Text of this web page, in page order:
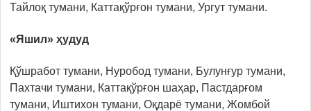
Тайлоқ тумани, Каттақўрғон тумани, Ургут тумани.
«Яшил» ҳудуд
Қўшработ тумани, Нуробод тумани, Булунғур тумани,
Пахтачи тумани, Каттақўрғон шаҳар, Пастдарғом
тумани, Иштихон тумани, Оқдарё тумани, Жомбой